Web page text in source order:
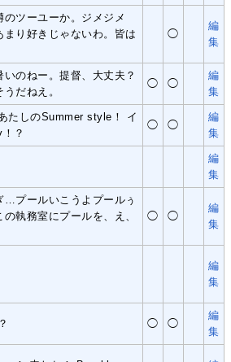
のツーユーか。ジメジメ
まり好きじゃないわ。皆は
◯
編
集
いのねー。提督、大丈夫？
だねえ。
◯ ◯
編
集
たしのSummer style！ イ
？
◯ ◯
編
集
編
集
…プールいこうよプールぅ
執務室にプールを、え、
◯ ◯
編
集
編
集
◯ ◯
編
集